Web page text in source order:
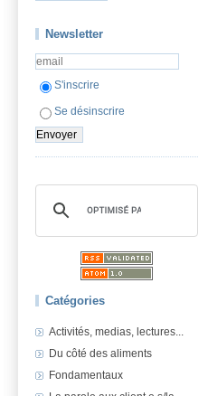
Newsletter
S'inscrire
Se désinscrire
Catégories
Activités, medias, lectures...
Du côté des aliments
Fondamentaux